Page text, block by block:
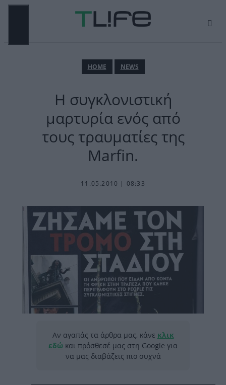
Μετάβαση
ΗΟΜΕ NEWS
H συγκλονιστική
μαρτυρία ενός από
τους τραυματίες της
Marfin.
11.05.2010 | 08:33
Αν αγαπάς τα άρθρα μας, κάνε κλικ
εδώ και πρόσθεσέ μας στη Google για
να μας διαβάζεις πιο συχνά